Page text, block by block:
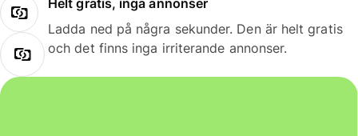
Helt gratis, inga annonser
Ladda ned på några sekunder. Den är helt gratis
och det finns inga irriterande annonser.